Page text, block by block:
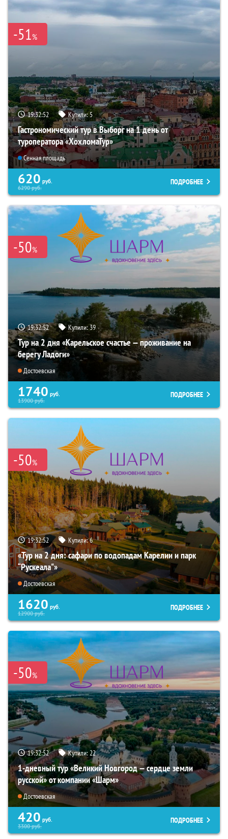
-51%
19:32:50 Купили:5
Гастрономический тур в Выборг на 1 день от
туроператора «ХохломаТур»
Сенная площадь
620 руб.
6290руб.
ПОДРОБНЕЕ
-50%
19:32:50 Купили:39
Тур на 2 дня «Карельское счастье — проживание на
берегу Ладоги»
Достоевская
1740 руб.
13900руб.
ПОДРОБНЕЕ
-50%
19:32:50 Купили:6
«Тур на 2 дня: сафари по водопадам Карелии и парк
“Рускеала"»
Достоевская
1620 руб.
12900руб.
ПОДРОБНЕЕ
-50%
19:32:50 Купили:22
1-дневный тур «Великий Новгород — сердце земли
русской» от компании «Шарм»
Достоевская
420 руб.
3300руб.
ПОДРОБНЕЕ